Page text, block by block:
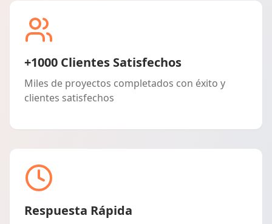
+1000 Clientes Satisfechos
Miles de proyectos completados con éxito y
clientes satisfechos
Respuesta Rápida